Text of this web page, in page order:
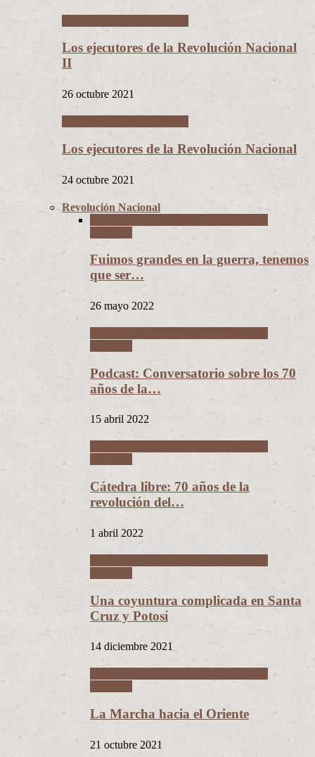
Los ejecutores de la Revolución Nacional
II
26 octubre 2021
Los ejecutores de la Revolución Nacional
24 octubre 2021
Revolución Nacional
Fuimos grandes en la guerra, tenemos
que ser…
26 mayo 2022
Podcast: Conversatorio sobre los 70
años de la…
15 abril 2022
Cátedra libre: 70 años de la
revolución del…
1 abril 2022
Una coyuntura complicada en Santa
Cruz y Potosí
14 diciembre 2021
La Marcha hacia el Oriente
21 octubre 2021